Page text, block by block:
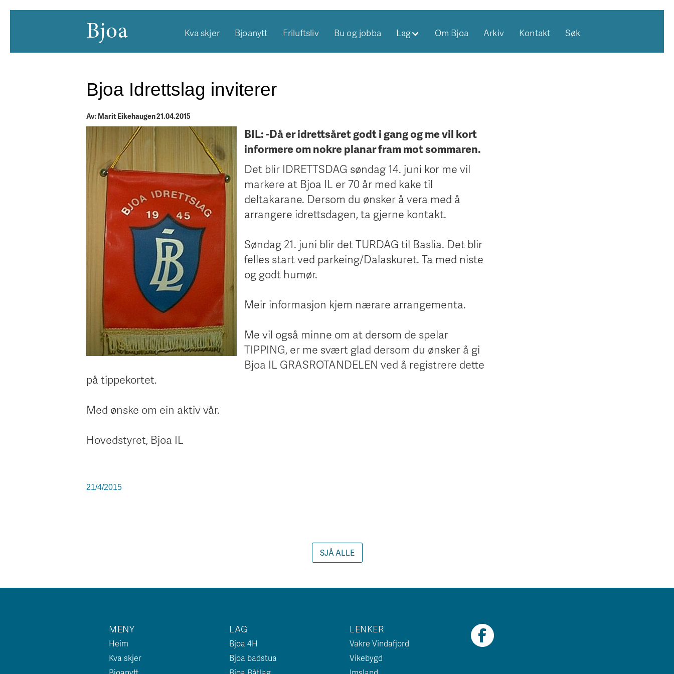
Bjoa Kva skjer Bjoanytt Friluftsliv Bu og jobba Lag Om Bjoa Arkiv Kontakt Søk
Bjoa Idrettslag inviterer
Av: Marit Eikehaugen 21.04.2015
BIL: -Då er idrettsåret godt i gang og me vil kort
informere om nokre planar fram mot sommaren.
Det blir IDRETTSDAG søndag 14. juni kor me vil
markere at Bjoa IL er 70 år med kake til
deltakarane. Dersom du ønsker å vera med å
arrangere idrettsdagen, ta gjerne kontakt.
Søndag 21. juni blir det TURDAG til Baslia. Det blir
felles start ved parkeing/Dalaskuret. Ta med niste
og godt humør.
Meir informasjon kjem nærare arrangementa.
Me vil også minne om at dersom de spelar
TIPPING, er me svært glad dersom du ønsker å gi
Bjoa IL GRASROTANDELEN ved å registrere dette
på tippekortet.
Med ønske om ein aktiv vår.
Hovedstyret, Bjoa IL
21/4/2015
SJÅ ALLE
MENY
Heim
Kva skjer
LAG
Bjoa 4H
Bjoa badstua
LENKER
Vakre Vindafjord
Vikebygd